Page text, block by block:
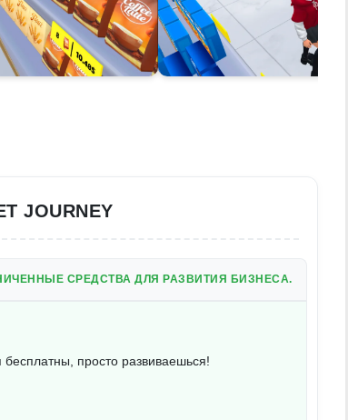
JOURNEY
СРЕДСТВА ДЛЯ РАЗВИТИЯ БИЗНЕСА.
просто развиваешься!